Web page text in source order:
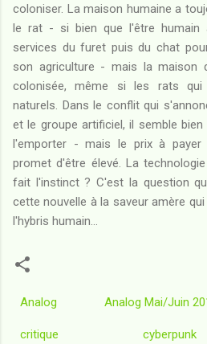
coloniser. La maison humaine a
le rat - si bien que l'être humain
services du furet puis du chat
son agriculture - mais la maison
colonisée, même si les rats
naturels. Dans le conflit qui
et le groupe artificiel, il semble
l'emporter - mais le prix à payer
promet d'être élevé. La
fait l'instinct ? C'est la question
cette nouvelle à la saveur amère
l'hybris humain...
Analog Analog Mai/Juin
critique cyberpunk